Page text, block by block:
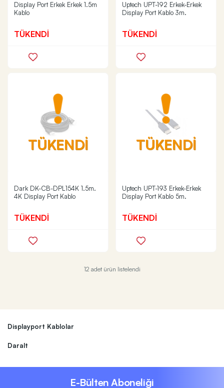
Display Port Erkek Erkek 1.5m
Kablo
TÜKENDİ
Uptech UPT-192 Erkek-Erkek
Display Port Kablo 3m.
TÜKENDİ
TÜKENDİ
Dark DK-CB-DPL154K 1.5m.
4K Display Port Kablo
TÜKENDİ
TÜKENDİ
Uptech UPT-193 Erkek-Erkek
Display Port Kablo 5m.
TÜKENDİ
12 adet ürün listelendi
Displayport Kablolar
Daralt
E-Bülten Aboneliği